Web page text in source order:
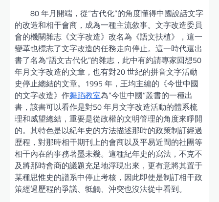
80 年月開端，從“古代化”的角度懂得中國說話文字
的改造和相干會商，成為一種主流敘事。文字改造委員
會的機關雜志《文字改造》改名為《語文扶植》，這一
變革也標志了文字改造的任務走向停止。這一時代還出
書了名為“語文古代化”的雜志，此中有約請專家回想50
年月文字改造的文章，也有對20 世紀的拼音文字活動
史停止總結的文章。1995 年，王均主編的《今世中國
的文字改造》作舞蹈教室為“今世中國”叢書的一種出
書，該書可以看作是對50 年月文字改造活動的體系梳
理和威望總結，重要是從政權的文明管理的角度來睜開
的。其特色是以紀年史的方法描述那時的政策制訂經過
歷程，對那時相干期刊上的會商以及平易近間的社團等
相干內在的事務著墨未幾。這種紀年史的寫法，不克不
及將那時會商的議題充足地浮現出來，更有意將其置于
某種思惟史的譜系中停止考核，因此即使是制訂相干政
策經過歷程的爭議、牴觸、沖突也沒法從中看到。